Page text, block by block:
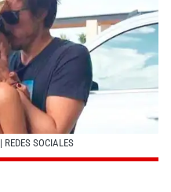
| REDES SOCIALES